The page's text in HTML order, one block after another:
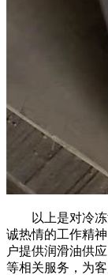
以上是对冷
诚热情的工作精
户提供润滑油供
等相关服务，为